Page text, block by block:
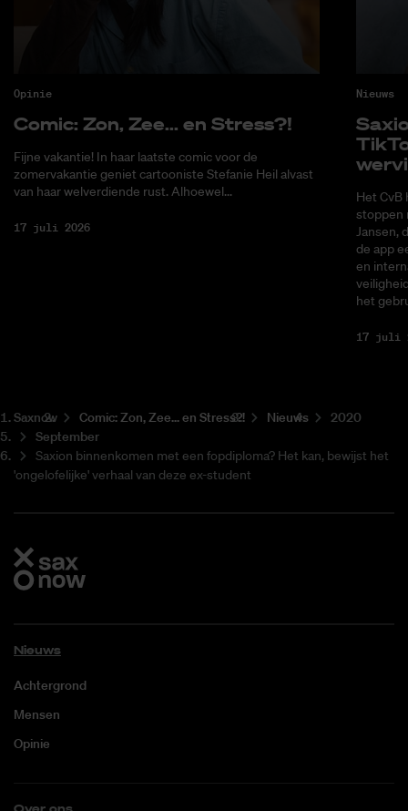
Opinie
Co­mic: Zon, Zee... en Stress?!
Fijne vakantie! In haar laatste comic voor de
zomervakantie geniet cartooniste Stefanie Heil alvast
van haar welverdiende rust. Alhoewel...
17 juli 2026
Nieuws
Het CvB
stoppen
Jansen,
de app
en
het
17 juli
Saxnow Co­mic: Zon, Zee... en Stress?! Nieuws
2020
September
Saxion binnenkomen met een fopdiploma? Het kan, bewijst het
'ongelofelijke' verhaal van deze ex-student
Nieuws
Achtergrond
Mensen
Opinie